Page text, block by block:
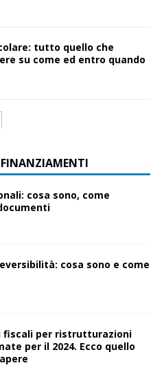
tutto quello che
su come ed entro quando
cosa sono, come
cosa sono e come
fiscali per ristrutturazioni
per il 2024. Ecco quello